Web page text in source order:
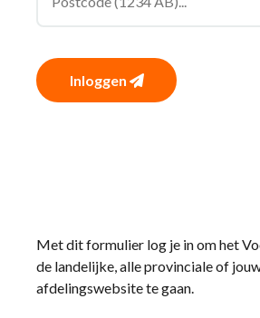
Inloggen
Met dit formulier log je in om het
de landelijke, alle provinciale of
afdelingswebsite te gaan.